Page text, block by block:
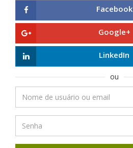
Facebook
Google+
LinkedIn
ou